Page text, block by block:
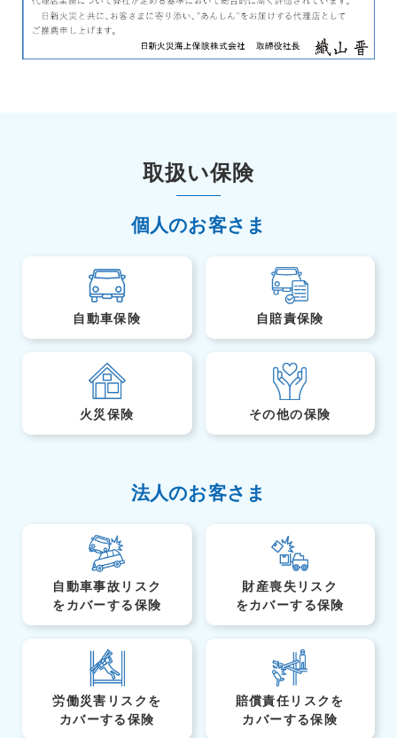
取扱い保険
個人のお客さま
自動車保険 自賠責保険
火災保険 その他の保険
法人のお客さま
自動車事故リスク
をカバーする保険
財産喪失リスク
をカバーする保険
労働災害リスクを
カバーする保険
賠償責任リスクを
カバーする保険